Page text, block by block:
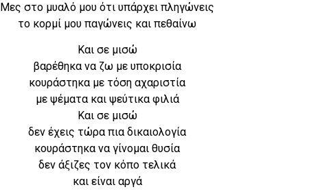
Μες στο μυαλό μου ότι υπάρχει πληγώνεις
το κορμί μου παγώνεις και πεθαίνω
Και σε μισώ
βαρέθηκα να ζω με υποκρισία
κουράστηκα με τόση αχαριστία
με ψέματα και ψεύτικα φιλιά
Και σε μισώ
δεν έχεις τώρα πια δικαιολογία
κουράστηκα να γίνομαι θυσία
δεν άξιζες τον κόπο τελικά
και είναι αργά